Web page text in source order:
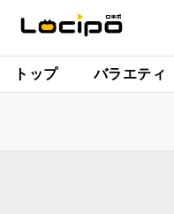
トップ バラエティ